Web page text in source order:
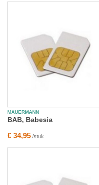
MAUERMANN
BAB, Babesia
€ 34,95 /stuk